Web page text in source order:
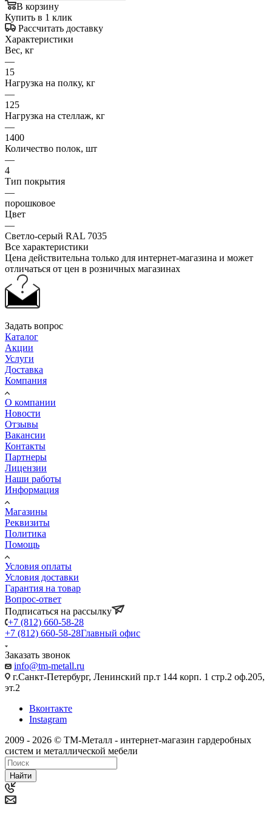
В корзину
Купить в 1 клик
Рассчитать доставку
Характеристики
Вес, кг
—
15
Нагрузка на полку, кг
—
125
Нагрузка на стеллаж, кг
—
1400
Количество полок, шт
—
4
Тип покрытия
—
порошковое
Цвет
—
Светло-серый RAL 7035
Все характеристики
Цена действительна только для интернет-магазина и может
отличаться от цен в розничных магазинах
Задать вопрос
Каталог
Акции
Услуги
Доставка
Компания
О компании
Новости
Отзывы
Вакансии
Контакты
Партнеры
Лицензии
Наши работы
Информация
Магазины
Реквизиты
Политика
Помощь
Условия оплаты
Условия доставки
Гарантия на товар
Вопрос-ответ
Подписаться на рассылку
+7 (812) 660-58-28
+7 (812) 660-58-28Главный офис
Заказать звонок
info@tm-metall.ru
г.Санкт-Петербург, Ленинский пр.т 144 корп. 1 стр.2 оф.205,
эт.2
Вконтакте
Instagram
2009 - 2026 © ТМ-Металл - интернет-магазин гардеробных
систем и металлической мебели
Найти